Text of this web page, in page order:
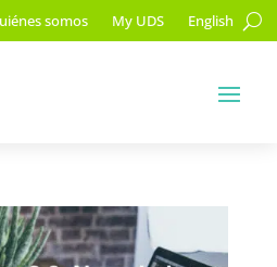
somos My UDS English